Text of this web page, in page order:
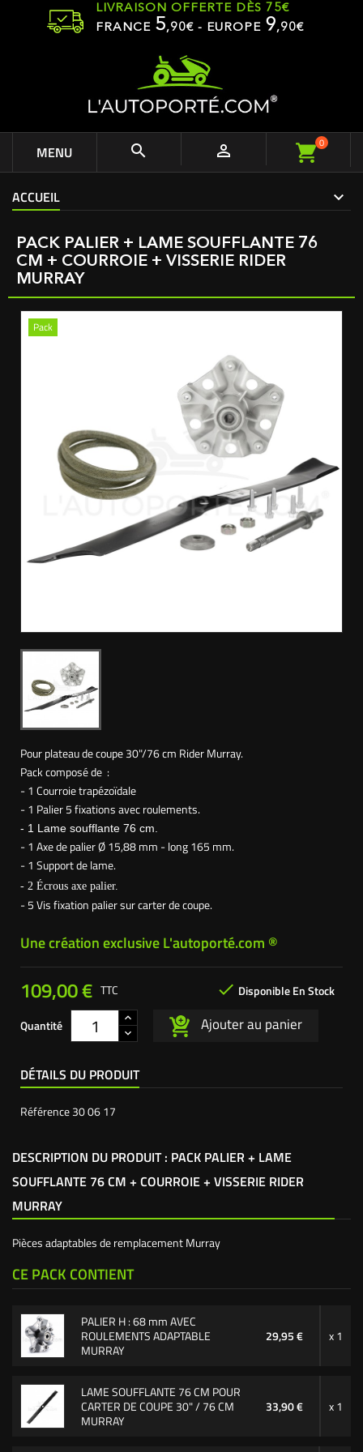
LIVRAISON OFFERTE DÈS 75€
FRANCE 5,90€ - EUROPE 9,90€
MENU   0
ACCUEIL
PACK PALIER + LAME SOUFFLANTE 76
CM + COURROIE + VISSERIE RIDER
MURRAY
Pack
Pour plateau de coupe 30"/76 cm Rider Murray.
Pack composé de :
- 1 Courroie trapézoïdale
- 1 Palier 5 fixations avec roulements.
- 1 Lame soufflante 76 cm.
- 1 Axe de palier Ø 15,88 mm - long 165 mm.
- 1 Support de lame.
- 2 Écrous axe palier.
- 5 Vis fixation palier sur carter de coupe.
Une création exclusive L'autoporté.com ®
109,00 €  Disponible En Stock
TTC
Quantité Ajouter au panier
DÉTAILS DU PRODUIT
Référence30 06 17
DESCRIPTION DU PRODUIT : PACK PALIER + LAME
SOUFFLANTE 76 CM + COURROIE + VISSERIE RIDER
MURRAY
Pièces adaptables de remplacement Murray
CE PACK CONTIENT
PALIER H : 68 mm AVEC
ROULEMENTS ADAPTABLE
MURRAY
29,95 € x 1
LAME SOUFFLANTE 76 CM POUR
CARTER DE COUPE 30" / 76 CM
MURRAY
33,90 € x 1